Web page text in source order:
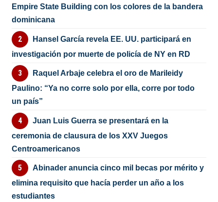
Empire State Building con los colores de la bandera
dominicana
Hansel García revela EE. UU. participará en
investigación por muerte de policía de NY en RD
Raquel Arbaje celebra el oro de Marileidy
Paulino: “Ya no corre solo por ella, corre por todo
un país”
Juan Luis Guerra se presentará en la
ceremonia de clausura de los XXV Juegos
Centroamericanos
Abinader anuncia cinco mil becas por mérito y
elimina requisito que hacía perder un año a los
estudiantes